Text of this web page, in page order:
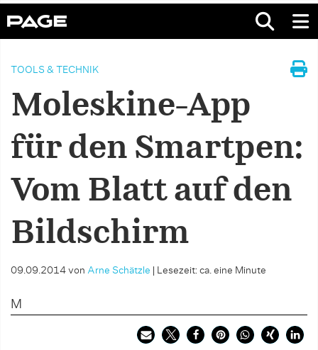
TOOLS & TECHNIK
Moleskine-App
für den Smartpen:
Vom Blatt auf den
Bildschirm
09.09.2014 von Arne Schätzle Lesezeit: ca. eine Minute
M